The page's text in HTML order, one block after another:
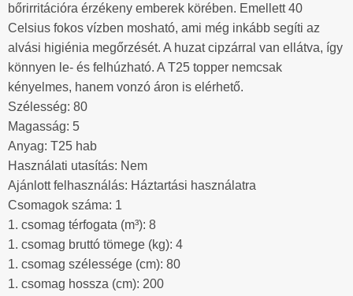
bőrirritációra érzékeny emberek körében. Emellett 40
Celsius fokos vízben mosható, ami még inkább segíti az
alvási higiénia megőrzését. A huzat cipzárral van ellátva, így
könnyen le- és felhúzható. A T25 topper nemcsak
kényelmes, hanem vonzó áron is elérhető.
Szélesség: 80
Magasság: 5
Anyag: T25 hab
Használati utasítás: Nem
Ajánlott felhasználás: Háztartási használatra
Csomagok száma: 1
1. csomag térfogata (m³): 8
1. csomag bruttó tömege (kg): 4
1. csomag szélessége (cm): 80
1. csomag hossza (cm): 200